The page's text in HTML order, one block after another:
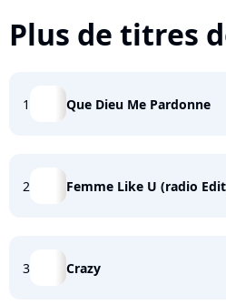
Plus de titres
1 Que Dieu Me Pardonne
2 Femme Like U (radio
3 Crazy